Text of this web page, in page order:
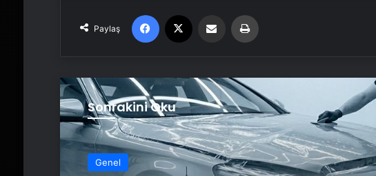
Paylaş
Facebook Email'den paylaş
Sonrakini Oku
Genel